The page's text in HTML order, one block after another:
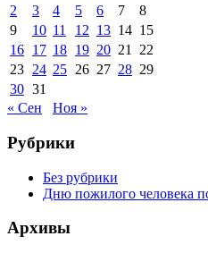
2
3 4 5 6 7
8
9
10 11 12 13 14 15
16 17 18 19 20 21
22
23 24 25 26 27 28 29
30 31
« Сен
Ноя »
Рубрики
Без рубрики
Дню пожилого человека
Архивы